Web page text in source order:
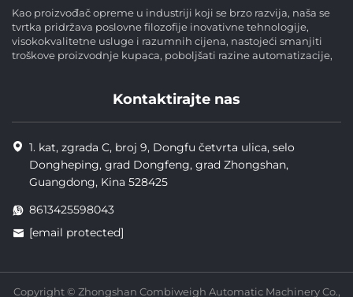
Kao proizvođač opreme u industriji koji se brzo razvija, naša se
tvrtka pridržava poslovne filozofije inovativne tehnologije,
visokokvalitetne usluge i razumnih cijena, nastojeći smanjiti
troškove proizvodnje kupaca, poboljšati razine automatizacije,
Kontaktirajte nas
1. kat, zgrada C, broj 9, Dongfu četvrta ulica, selo
Dongheping, grad Dongfeng, grad Zhongshan,
Guangdong, Kina 528425
8613425598043
[email protected]
Copyright © Zhongshan Combiweigh Automatic Machinery Co.,